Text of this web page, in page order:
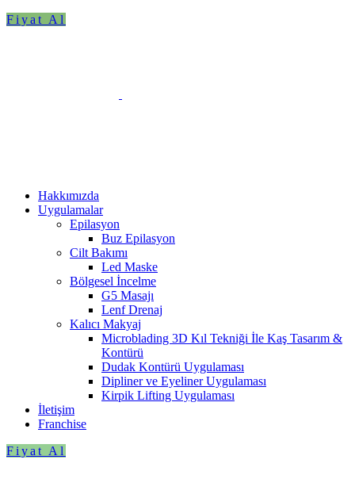
Fiyat Al
Hakkımızda
Uygulamalar
Epilasyon
Buz Epilasyon
Cilt Bakımı
Led Maske
Bölgesel İncelme
G5 Masajı
Lenf Drenaj
Kalıcı Makyaj
Microblading 3D Kıl Tekniği İle Kaş Tasarım &
Kontürü
Dudak Kontürü Uygulaması
Dipliner ve Eyeliner Uygulaması
Kirpik Lifting Uygulaması
İletişim
Franchise
Fiyat Al